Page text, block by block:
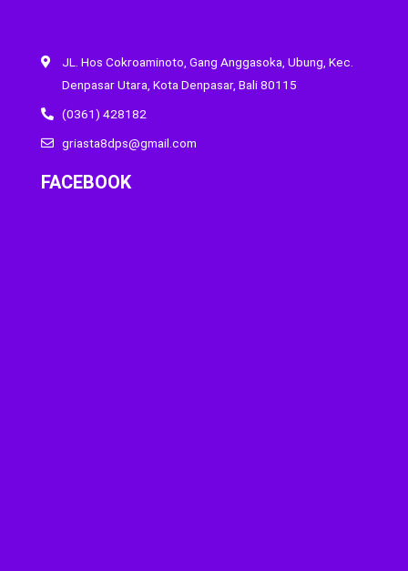
JL. Hos Cokroaminoto, Gang Anggasoka, Ubung, Kec.
Denpasar Utara, Kota Denpasar, Bali 80115
(0361) 428182
griasta8dps@gmail.com
FACEBOOK